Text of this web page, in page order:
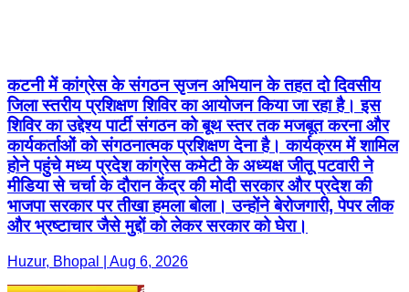
कटनी में कांग्रेस के संगठन सृजन अभियान के तहत दो दिवसीय
जिला स्तरीय प्रशिक्षण शिविर का आयोजन किया जा रहा है। इस
शिविर का उद्देश्य पार्टी संगठन को बूथ स्तर तक मजबूत करना और
कार्यकर्ताओं को संगठनात्मक प्रशिक्षण देना है। कार्यक्रम में शामिल
होने पहुंचे मध्य प्रदेश कांग्रेस कमेटी के अध्यक्ष जीतू पटवारी ने
मीडिया से चर्चा के दौरान केंद्र की मोदी सरकार और प्रदेश की
भाजपा सरकार पर तीखा हमला बोला। उन्होंने बेरोजगारी, पेपर लीक
और भ्रष्टाचार जैसे मुद्दों को लेकर सरकार को घेरा।
Huzur, Bhopal | Aug 6, 2026